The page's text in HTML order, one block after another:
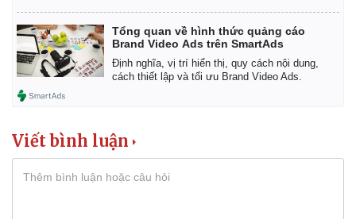
Tổng quan về hình thức quảng cáo
Brand Video Ads trên SmartAds
Định nghĩa, vị trí hiển thị, quy cách nội dung,
cách thiết lập và tối ưu Brand Video Ads.
Viết bình luận